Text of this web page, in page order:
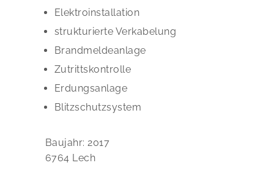
Elektroinstallation
strukturierte Verkabelung
Brandmeldeanlage
Zutrittskontrolle
Erdungsanlage
Blitzschutzsystem
Baujahr: 2017
6764 Lech